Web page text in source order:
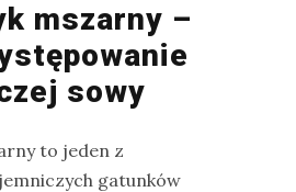
mszarny –
sowy
to jeden z
gatunków